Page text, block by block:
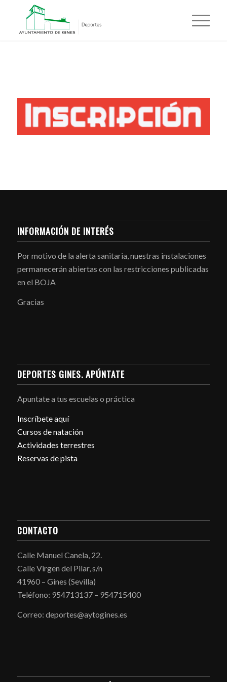
INFORMACIÓN DE INTERÉS
Por motivo de la alerta sanitaria, nuestras instalaciones
permanecerán abiertas con las restricciones publicadas
en el BOJA
Gracias
DEPORTES GINES. APÚNTATE
Apuntate a tus escuelas o práctica
Inscríbete aquí
Cursos de natación
Actividades terrestres
Reservas de pista
CONTACTO
Calle Manuel Canela, 22.
Calle Virgen del Pilar, s/n
41960 – Gines (Sevilla)
Teléfono: 954713137 – 954715400
Correo: deportes@aytogines.es